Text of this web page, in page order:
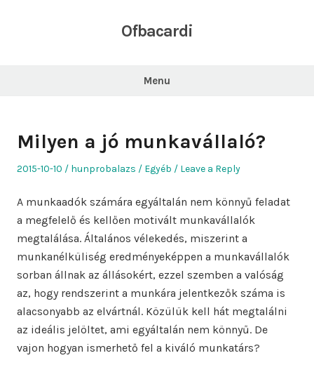
Ofbacardi
Menu
Milyen a jó munkavállaló?
Posted
2015-10-10 Author
hunprobalazs
Posted
Egyéb Leave a Reply
A munkaadók számára egyáltalán nem könnyű feladat
a megfelelő és kellően motivált munkavállalók
megtalálása. Általános vélekedés, miszerint a
munkanélküliség eredményeképpen a munkavállalók
sorban állnak az állásokért, ezzel szemben a valóság
az, hogy rendszerint a munkára jelentkezők száma is
alacsonyabb az elvártnál. Közülük kell hát megtalálni
az ideális jelöltet, ami egyáltalán nem könnyű. De
vajon hogyan ismerhető fel a kiváló munkatárs?